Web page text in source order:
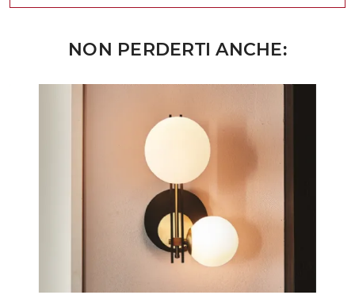
NON PERDERTI ANCHE: